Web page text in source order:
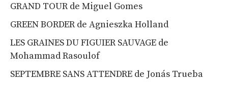
GRAND TOUR de Miguel Gomes
GREEN BORDER de Agnieszka Holland
LES GRAINES DU FIGUIER SAUVAGE de
Mohammad Rasoulof
SEPTEMBRE SANS ATTENDRE de Jonás Trueba